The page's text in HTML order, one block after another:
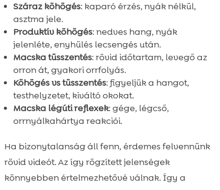
Száraz köhögés: kaparó érzés, nyák nélkül,
asztma jele.
Produktív köhögés: nedves hang, nyák
jelenléte, enyhülés lecsengés után.
Macska tüsszentés: rövid időtartam, levegő az
orron át, gyakori orrfolyás.
Köhögés vs tüsszentés: figyeljük a hangot,
testhelyzetet, kiváltó okokat.
Macska légúti reflexek: gége, légcső,
orrnyálkahártya reakciói.
Ha bizonytalanság áll fenn, érdemes felvennünk
rövid videót. Az így rögzített jelenségek
könnyebben értelmezhetővé válnak. Így a